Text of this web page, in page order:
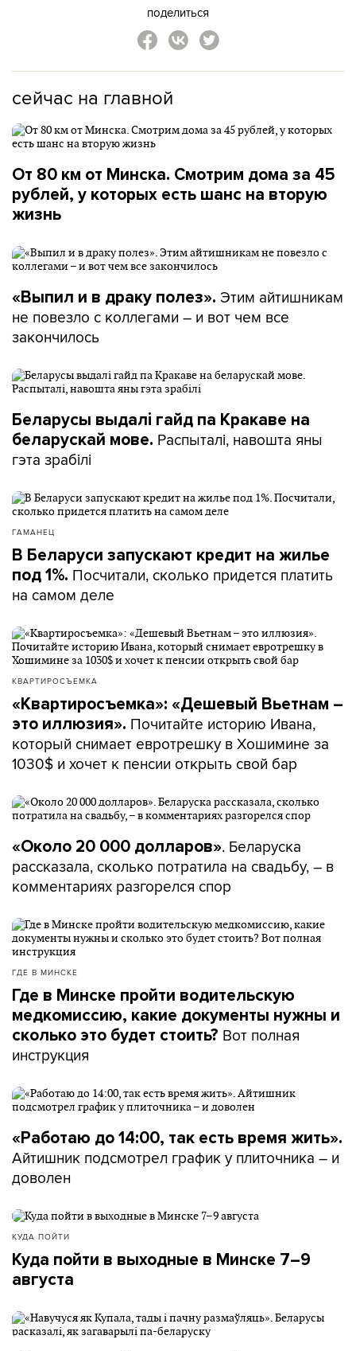
поделиться
сейчас на главной
От 80 км от Минска. Смотрим дома за 45
рублей, у которых есть шанс на вторую
жизнь
«Выпил и в драку полез». Этим айтишникам
не повезло с коллегами – и вот чем все
закончилось
Беларусы выдалі гайд па Кракаве на
беларускай мове. Распыталі, навошта яны
гэта зрабілі
ГАМАНЕЦ
В Беларуси запускают кредит на жилье
под 1%. Посчитали, сколько придется платить
на самом деле
КВАРТИРОСЪЕМКА
«Квартиросъемка»: «Дешевый Вьетнам –
это иллюзия». Почитайте историю Ивана,
который снимает евротрешку в Хошимине за
1030$ и хочет к пенсии открыть свой бар
«Около 20 000 долларов». Беларуска
рассказала, сколько потратила на свадьбу, – в
комментариях разгорелся спор
ГДЕ В МИНСКЕ
Где в Минске пройти водительскую
медкомиссию, какие документы нужны и
сколько это будет стоить? Вот полная
инструкция
«Работаю до 14:00, так есть время жить».
Айтишник подсмотрел график у плиточника – и
доволен
КУДА ПОЙТИ
Куда пойти в выходные в Минске 7–9
августа